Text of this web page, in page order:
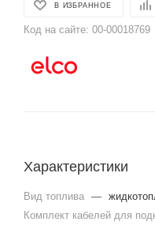
В ИЗБРАННОЕ
Код на сайте: 00-00018769
Характеристики
Вид топлива —
Комплект кабелей для